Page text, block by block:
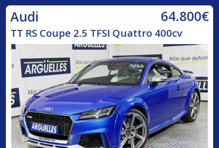
Audi 64.800€
TT RS Coupe 2.5 TFSI Quattro 400cv